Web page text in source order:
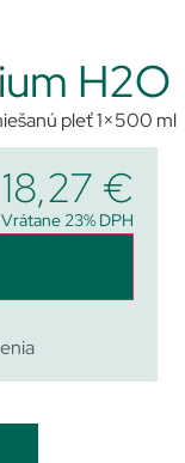
H2O
pleť 1×500 ml
18,27 €
Vrátane 23% DPH